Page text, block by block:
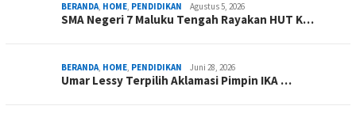
BERANDA, HOME, PENDIDIKAN Agustus 5, 2026
SMA Negeri 7 Maluku Tengah Rayakan HUT K…
BERANDA, HOME, PENDIDIKAN Juni 28, 2026
Umar Lessy Terpilih Aklamasi Pimpin IKA …